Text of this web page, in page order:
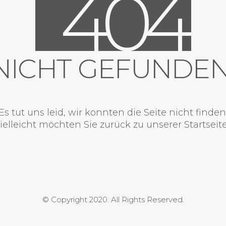
404
tut uns leid, wir konnten die Seite nicht
möchten Sie zurück zu unserer
© Copyright 2020. All Rights Reserved.